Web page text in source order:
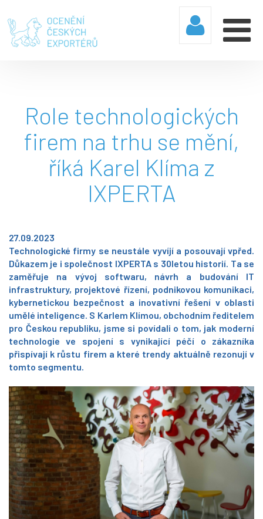
Role technologických
firem na trhu se mění,
říká Karel Klíma z
IXPERTA
27.09.2023
Technologické firmy se neustále vyvíjí a posouvají vpřed.
Důkazem je i společnost IXPERTA s 30letou historií. Ta se
zaměřuje na vývoj softwaru, návrh a budování IT
infrastruktury, projektové řízení, podnikovou komunikaci,
kybernetickou bezpečnost a inovativní řešení v oblasti
umělé inteligence. S Karlem Klímou, obchodním ředitelem
pro Českou republiku, jsme si povídali o tom, jak moderní
technologie ve spojení s vynikající péčí o zákazníka
přispívají k růstu firem a které trendy aktuálně rezonují v
tomto segmentu.